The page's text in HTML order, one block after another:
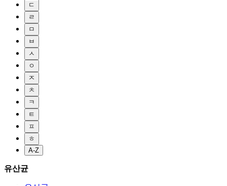
ㄷ
ㄹ
ㅁ
ㅂ
ㅅ
ㅇ
ㅈ
ㅊ
ㅋ
ㅌ
ㅍ
ㅎ
A-Z
유산균